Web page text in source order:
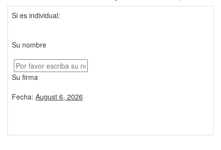
Si es individual:
Su nombre
Su firma
Fecha: August 6, 2026